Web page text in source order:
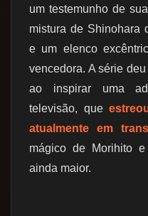
um testemunho de
mistura de Shinohara
e um elenco
vencedora. A série
ao inspirar uma
televisão, que
atualmente em
mágico de Morihito
ainda maior.